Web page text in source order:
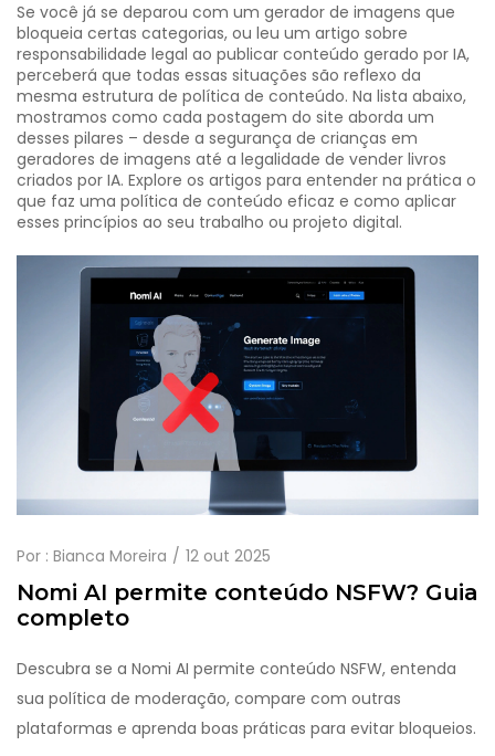
Se você já se deparou com um gerador de imagens que
bloqueia certas categorias, ou leu um artigo sobre
responsabilidade legal ao publicar conteúdo gerado por IA,
perceberá que todas essas situações são reflexo da
mesma estrutura de política de conteúdo. Na lista abaixo,
mostramos como cada postagem do site aborda um
desses pilares – desde a segurança de crianças em
geradores de imagens até a legalidade de vender livros
criados por IA. Explore os artigos para entender na prática o
que faz uma política de conteúdo eficaz e como aplicar
esses princípios ao seu trabalho ou projeto digital.
Por : Bianca Moreira 12 out 2025
Nomi AI permite conteúdo NSFW? Guia
completo
Descubra se a Nomi AI permite conteúdo NSFW, entenda
sua política de moderação, compare com outras
plataformas e aprenda boas práticas para evitar bloqueios.